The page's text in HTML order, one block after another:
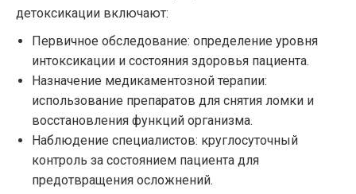
детоксикации включают:
Первичное обследование: определение уровня
интоксикации и состояния здоровья пациента.
Назначение медикаментозной терапии:
использование препаратов для снятия ломки и
восстановления функций организма.
Наблюдение специалистов: круглосуточный
контроль за состоянием пациента для
предотвращения осложнений.